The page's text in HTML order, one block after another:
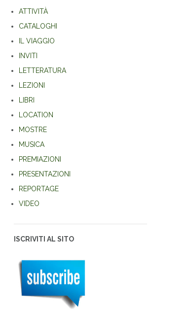
ATTIVITÀ
CATALOGHI
IL VIAGGIO
INVITI
LETTERATURA
LEZIONI
LIBRI
LOCATION
MOSTRE
MUSICA
PREMIAZIONI
PRESENTAZIONI
REPORTAGE
VIDEO
ISCRIVITI AL SITO